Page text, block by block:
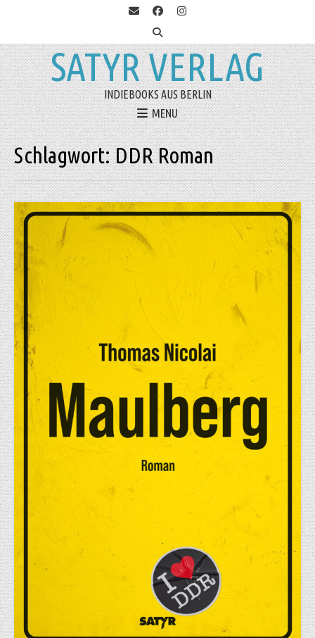
SATYR VERLAG
INDIEBOOKS AUS BERLIN
MENU
Schlagwort:DDR Roman